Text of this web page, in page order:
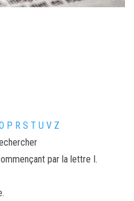
P R S T U V Z
par la lettre I.